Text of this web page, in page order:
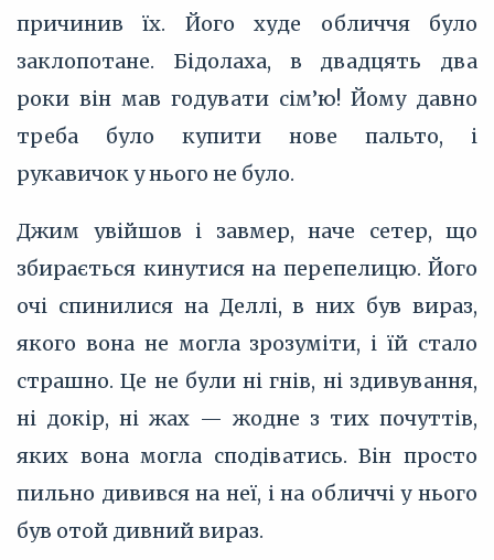
причинив їх. Його худе обличчя було
заклопотане. Бідолаха, в двадцять два
роки він мав годувати сім’‎ю! Йому давно
треба було купити нове пальто, і
рукавичок у нього не було.
Джим увійшов і завмер, наче сетер, що
збирається кинутися на перепелицю. Його
очі спинилися на Деллі, в них був вираз,
якого вона не могла зрозуміти, і їй стало
страшно. Це не були ні гнів, ні здивування,
ні докір, ні жах — жодне з тих почуттів,
яких вона могла сподіватись. Він просто
пильно дивився на неї, і на обличчі у нього
був отой дивний вираз.